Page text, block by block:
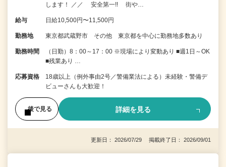
します！ ／／ 安全第一!! 街や…
給与 日給10,500円〜11,500円
勤務地 東京都武蔵野市 その他 東京都を中心に勤務地多数あり
勤務時間
（日勤）8：00～17：00 ※現場により変動あり ■週1日～OK
■残業あり …
応募資格
18歳以上（例外事由2号／警備業法による）未経験・警備デ
ビューさんも大歓迎！
後で見る 詳細を見る
更新日： 2026/07/29 掲載終了日： 2026/09/01